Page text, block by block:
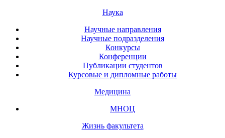
Наука
Научные направления
Научные подразделения
Конкурсы
Конференции
Публикации студентов
Курсовые и дипломные работы
Медицина
МНОЦ
Жизнь факультета